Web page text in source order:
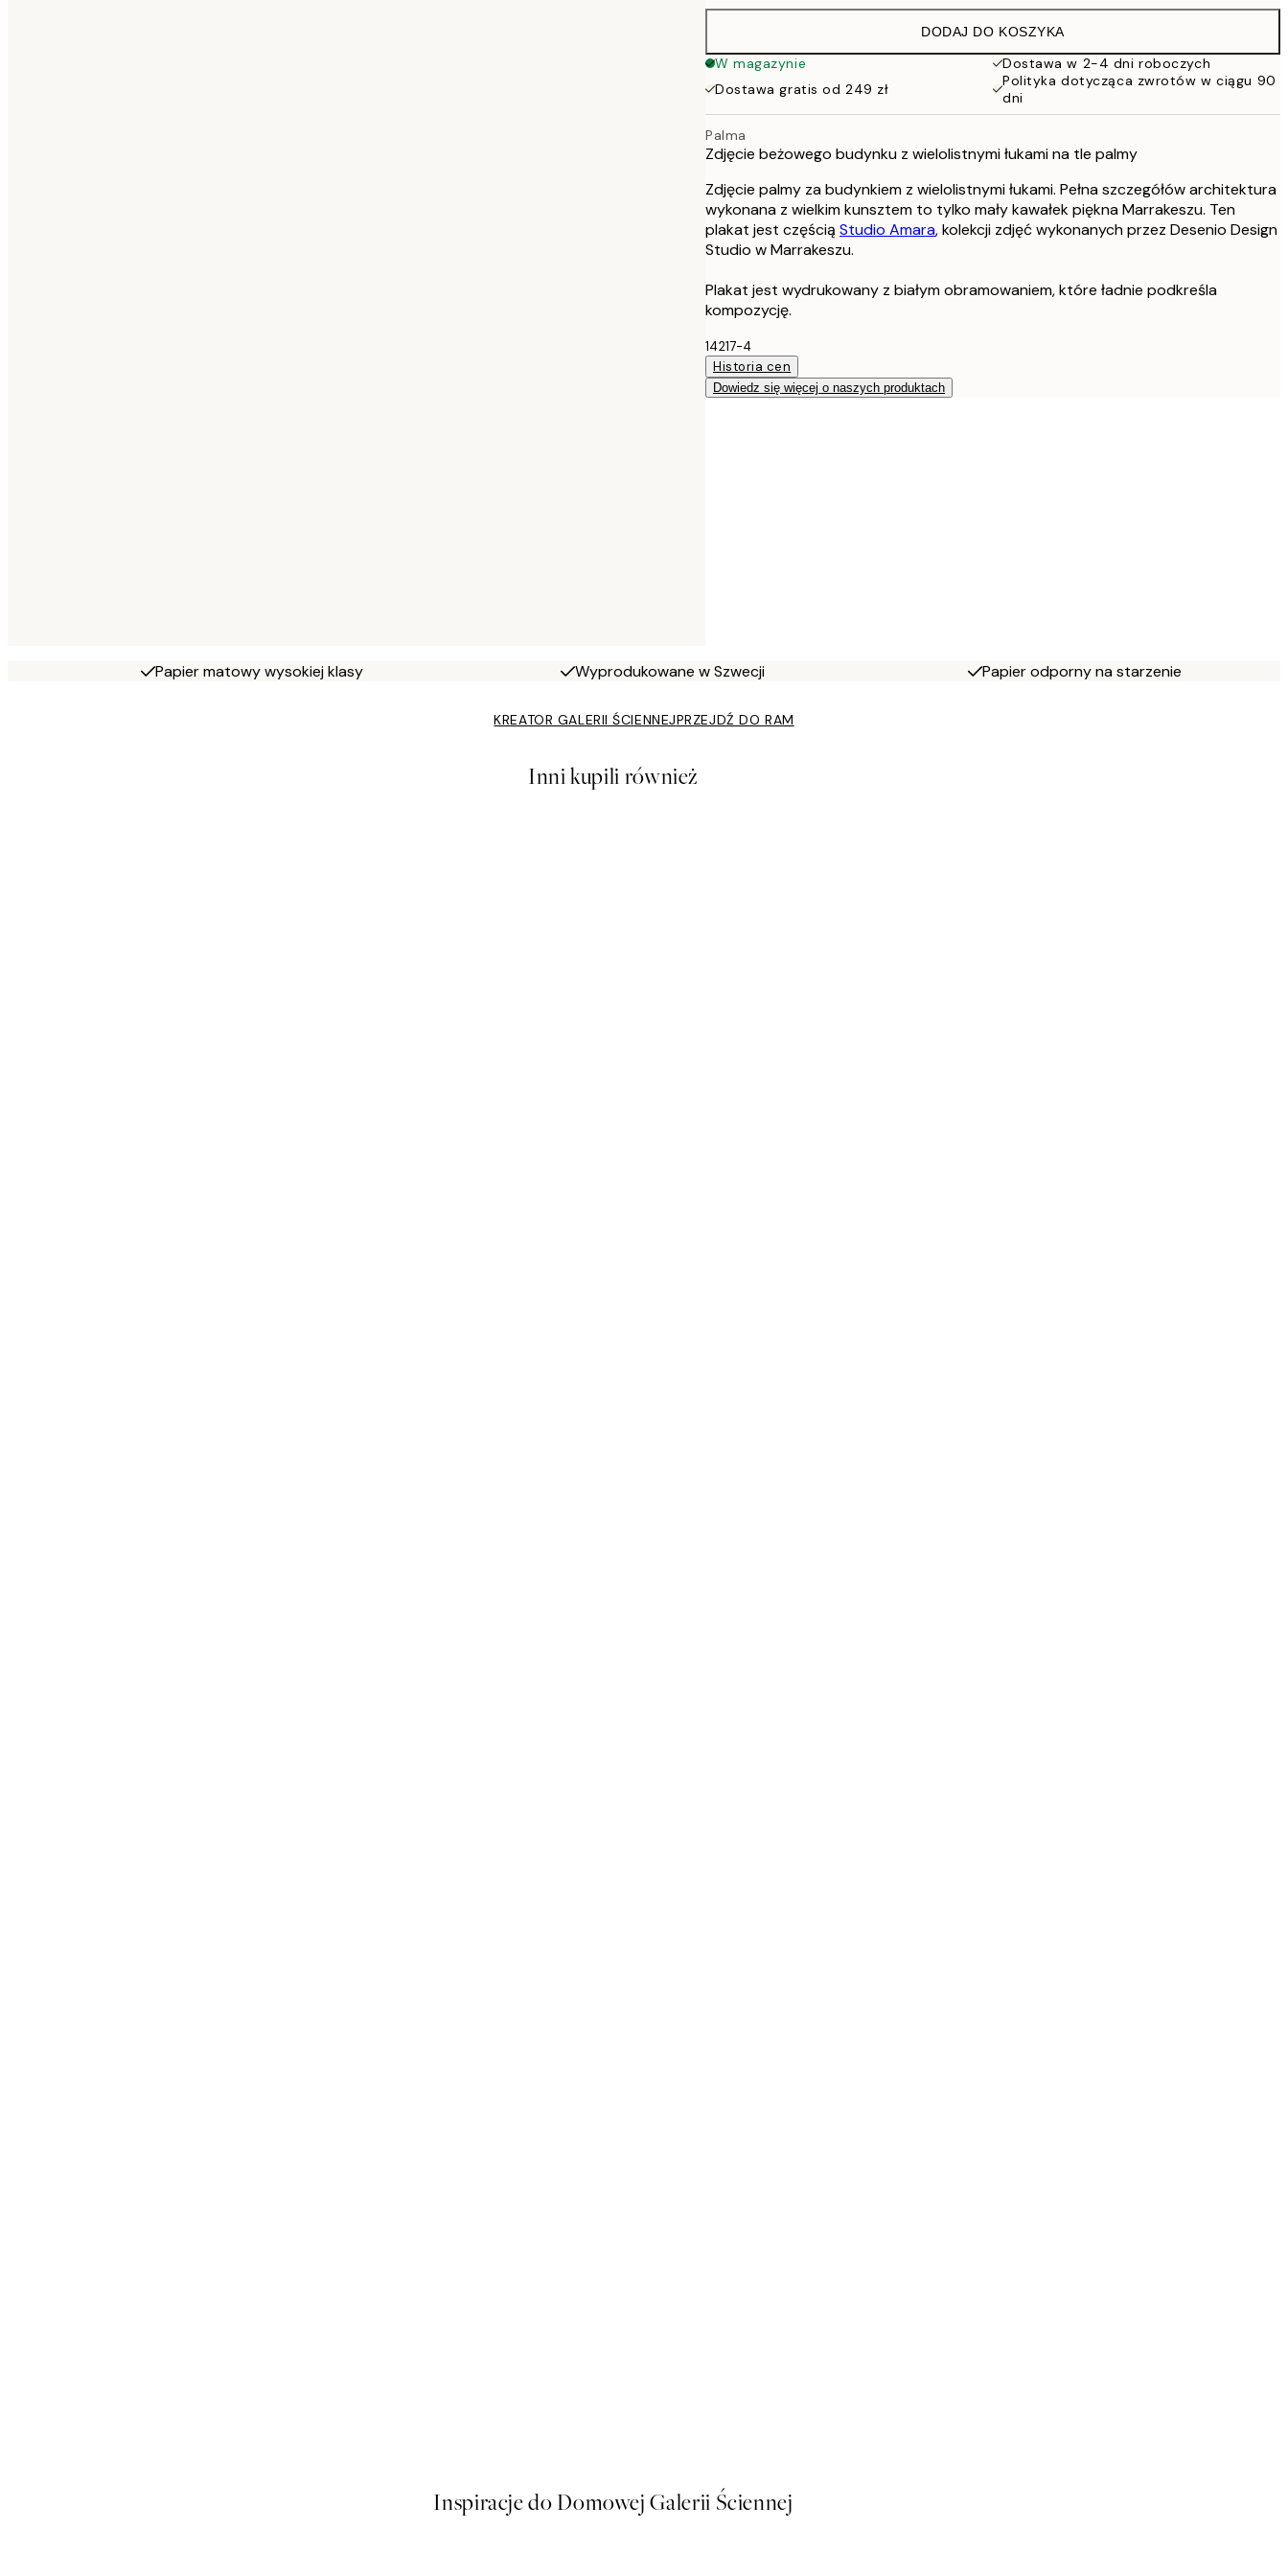
97 zł
152 zł
DODAJ DO KOSZYKA
W magazynie
Dostawa w 2-4 dni roboczych
Dostawa gratis od 249 zł
Polityka dotycząca zwrotów w ciągu 90
dni
Palma
Zdjęcie beżowego budynku z wielolistnymi łukami na tle palmy
Zdjęcie palmy za budynkiem z wielolistnymi łukami. Pełna szczegółów architektura
wykonana z wielkim kunsztem to tylko mały kawałek piękna Marrakeszu. Ten
plakat jest częścią Studio Amara, kolekcji zdjęć wykonanych przez Desenio Design
Studio w Marrakeszu.
Plakat jest wydrukowany z białym obramowaniem, które ładnie podkreśla
kompozycję.
14217-4
Historia cen
Dowiedz się więcej o naszych produktach
Papier matowy wysokiej klasy Wyprodukowane w Szwecji Papier odporny na starzenie
KREATOR GALERII ŚCIENNEJPRZEJDŹ DO RAM
Inni kupili również
Inspiracje do Domowej Galerii Ściennej